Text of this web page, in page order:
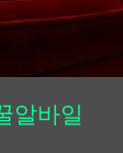
알바일